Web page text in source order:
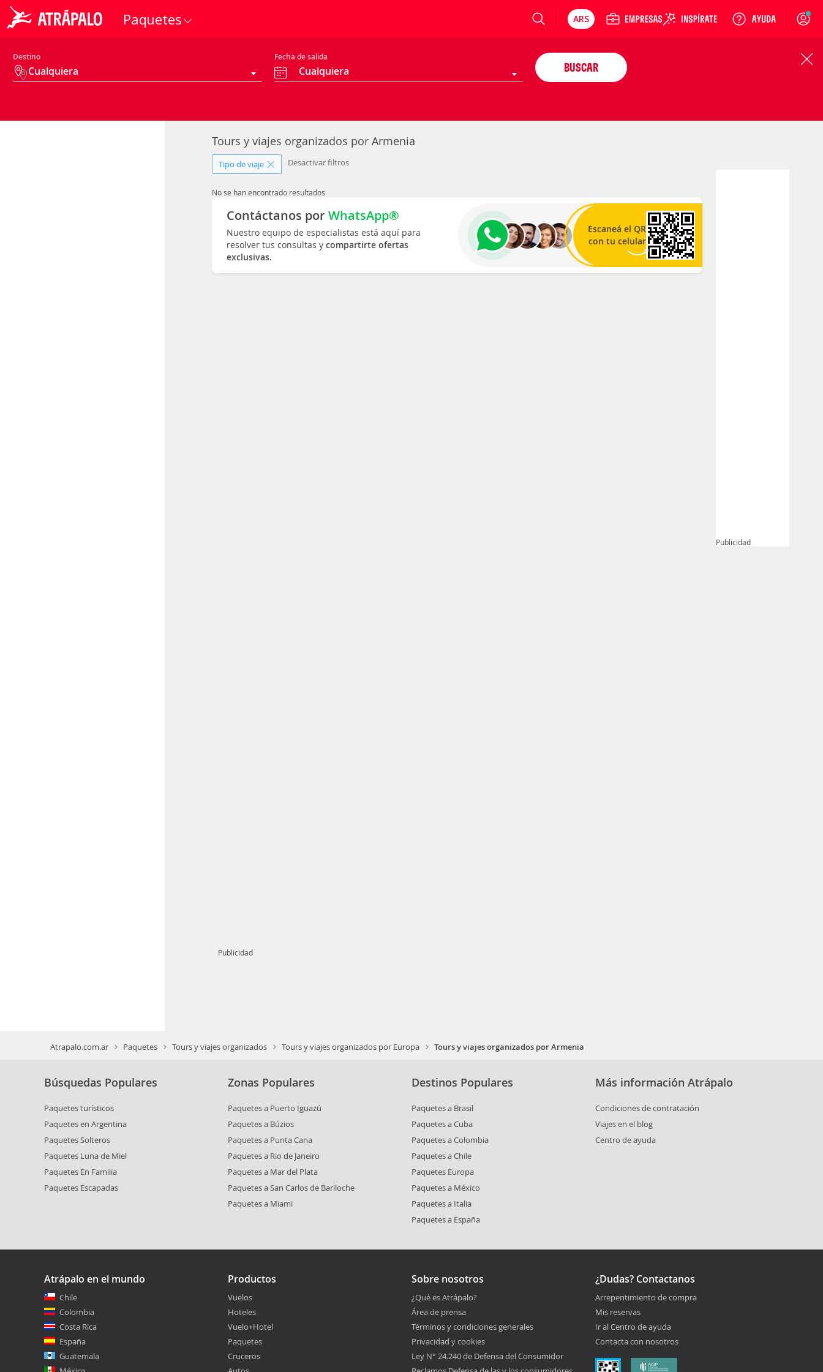
Paquetes Precios enPeso argentino
ARSCambiar moneda Login
Destino
Cualquiera
Fecha de salida
Cualquiera BUSCAR
Tours y viajes organizados por Armenia
Tipo de viaje Desactivar filtros
No se han encontrado resultados
Contáctanos porWhatsApp®
Nuestro equipo de especialistas está aquí para
resolver tus consultas y compartirte ofertas
exclusivas.
Escaneá el QR
con tu celular
Publicidad
Publicidad
Atrapalo.com.ar Paquetes Tours y viajes organizados Tours y viajes organizados por Europa Tours y viajes organizados por Armenia
Búsquedas Populares
Paquetes turísticos
Paquetes en Argentina
Paquetes Solteros
Paquetes Luna de Miel
Paquetes En Familia
Paquetes Escapadas
Zonas Populares
Paquetes a Puerto Iguazú
Paquetes a Búzios
Paquetes a Punta Cana
Paquetes a Rio de Janeiro
Paquetes a Mar del Plata
Paquetes a San Carlos de Bariloche
Paquetes a Miami
Destinos Populares
Paquetes a Brasil
Paquetes a Cuba
Paquetes a Colombia
Paquetes a Chile
Paquetes Europa
Paquetes a México
Paquetes a Italia
Paquetes a España
Más información Atrápalo
Condiciones de contratación
Viajes en el blog
Centro de ayuda
Atrápalo en el mundo
Chile
Colombia
Costa Rica
España
Guatemala
Productos
Vuelos
Hoteles
Vuelo+Hotel
Paquetes
Cruceros
Sobre nosotros
¿Qué es Atrápalo?
Área de prensa
Términos y condiciones generales
Privacidad y cookies
Ley N° 24.240 de Defensa del Consumidor
¿Dudas? Contactanos
Arrepentimiento de compra
Mis reservas
Ir al Centro de ayuda
Contacta con nosotros